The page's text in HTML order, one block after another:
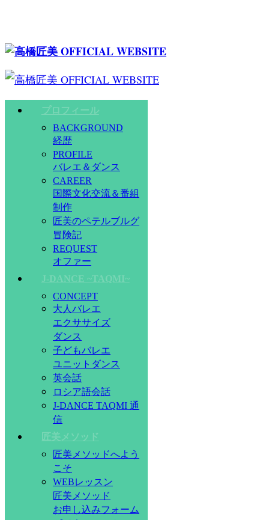
プロフィール
BACKGROUND
経歴
PROFILE
バレエ＆ダンス
CAREER
国際文化交流＆番組
制作
匠美のペテルブルグ
冒険記
REQUEST
オファー
J-DANCE ~TAQMI~
CONCEPT
大人バレエ
エクササイズ
ダンス
子どもバレエ
ユニットダンス
英会話
ロシア語会話
J-DANCE TAQMI 通
信
匠美メソッド
匠美メソッドへよう
こそ
WEBレッスン
匠美メソッド
お申し込みフォーム